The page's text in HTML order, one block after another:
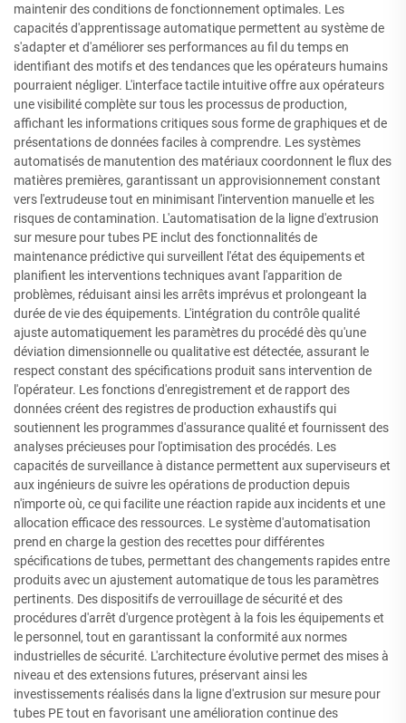
maintenir des conditions de fonctionnement optimales. Les
capacités d'apprentissage automatique permettent au système de
s'adapter et d'améliorer ses performances au fil du temps en
identifiant des motifs et des tendances que les opérateurs humains
pourraient négliger. L'interface tactile intuitive offre aux opérateurs
une visibilité complète sur tous les processus de production,
affichant les informations critiques sous forme de graphiques et de
présentations de données faciles à comprendre. Les systèmes
automatisés de manutention des matériaux coordonnent le flux des
matières premières, garantissant un approvisionnement constant
vers l'extrudeuse tout en minimisant l'intervention manuelle et les
risques de contamination. L'automatisation de la ligne d'extrusion
sur mesure pour tubes PE inclut des fonctionnalités de
maintenance prédictive qui surveillent l'état des équipements et
planifient les interventions techniques avant l'apparition de
problèmes, réduisant ainsi les arrêts imprévus et prolongeant la
durée de vie des équipements. L'intégration du contrôle qualité
ajuste automatiquement les paramètres du procédé dès qu'une
déviation dimensionnelle ou qualitative est détectée, assurant le
respect constant des spécifications produit sans intervention de
l'opérateur. Les fonctions d'enregistrement et de rapport des
données créent des registres de production exhaustifs qui
soutiennent les programmes d'assurance qualité et fournissent des
analyses précieuses pour l'optimisation des procédés. Les
capacités de surveillance à distance permettent aux superviseurs et
aux ingénieurs de suivre les opérations de production depuis
n'importe où, ce qui facilite une réaction rapide aux incidents et une
allocation efficace des ressources. Le système d'automatisation
prend en charge la gestion des recettes pour différentes
spécifications de tubes, permettant des changements rapides entre
produits avec un ajustement automatique de tous les paramètres
pertinents. Des dispositifs de verrouillage de sécurité et des
procédures d'arrêt d'urgence protègent à la fois les équipements et
le personnel, tout en garantissant la conformité aux normes
industrielles de sécurité. L'architecture évolutive permet des mises à
niveau et des extensions futures, préservant ainsi les
investissements réalisés dans la ligne d'extrusion sur mesure pour
tubes PE tout en favorisant une amélioration continue des